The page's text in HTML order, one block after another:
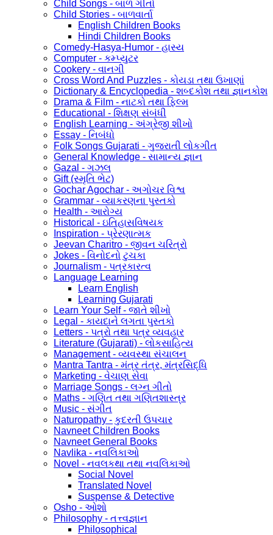
Child Songs - બાળ ગીતો
Child Stories - બાળવાર્તા
English Children Books
Hindi Children Books
Comedy-Hasya-Humor - હાસ્ય
Computer - કમ્પ્યુટર
Cookery - વાનગી
Cross Word And Puzzles - કોયડા તથા ઉખાણાં
Dictionary & Encyclopedia - શબ્દકોશ તથા જ્ઞાનકોશ
Drama & Film - નાટકો તથા ફિલ્મ
Educational - શિક્ષણ સંબંધી
English Learning - અંગ્રેજી શીખો
Essay - નિબંધો
Folk Songs Gujarati - ગુજરાતી લોકગીત
General Knowledge - સામાન્ય જ્ઞાન
Gazal - ગઝલ
Gift (સ્મૃતિ ભેટ)
Gochar Agochar - અગોચર વિશ્વ
Grammar - વ્યાકરણના પુસ્તકો
Health - આરોગ્ય
Historical - ઇતિહાસવિષયક
Inspiration - પ્રેરણાત્મક
Jeevan Charitro - જીવન ચરિત્રો
Jokes - વિનોદનો ટુચકા
Journalism - પત્રકારત્વ
Language Learning
Learn English
Learning Gujarati
Learn Your Self - જાતે શીખો
Legal - કાયદાને લગતા પુસ્તકો
Letters - પત્રો તથા પત્ર વ્યવહાર
Literature (Gujarati) - લોકસાહિત્ય
Management - વ્યવસ્થા સંચાલન
Mantra Tantra - મંત્ર તંત્ર, મંત્રસિદ્ધિ
Marketing - વેચાણ સેવા
Marriage Songs - લગ્ન ગીતો
Maths - ગણિત તથા ગણિતશાસ્ત્ર
Music - સંગીત
Naturopathy - કુદરતી ઉપચાર
Navneet Children Books
Navneet General Books
Navlika - નવલિકાઓ
Novel - નવલકથા તથા નવલિકાઓ
Social Novel
Translated Novel
Suspense & Detective
Osho - ઓશો
Philosophy - તત્ત્વજ્ઞાન
Philosophical